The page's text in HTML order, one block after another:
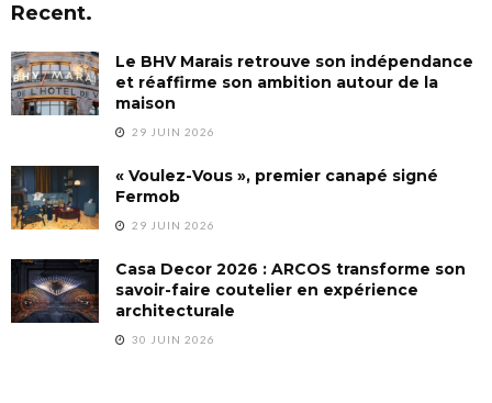
Recent.
Le BHV Marais retrouve son indépendance
et réaffirme son ambition autour de la
maison
29 JUIN 2026
« Voulez-Vous », premier canapé signé
Fermob
29 JUIN 2026
Casa Decor 2026 : ARCOS transforme son
savoir-faire coutelier en expérience
architecturale
30 JUIN 2026